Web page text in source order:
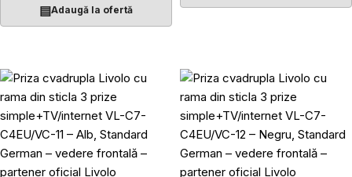
▤Adaugă la ofertă